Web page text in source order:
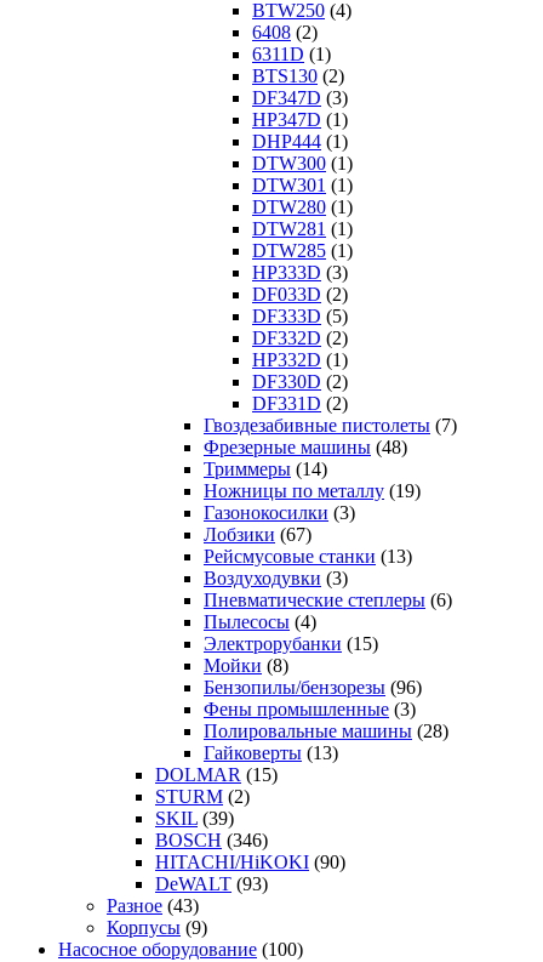
BTW250 (4)
6408 (2)
6311D (1)
BTS130 (2)
DF347D (3)
HP347D (1)
DHP444 (1)
DTW300 (1)
DTW301 (1)
DTW280 (1)
DTW281 (1)
DTW285 (1)
HP333D (3)
DF033D (2)
DF333D (5)
DF332D (2)
HP332D (1)
DF330D (2)
DF331D (2)
Гвоздезабивные пистолеты (7)
Фрезерные машины (48)
Триммеры (14)
Ножницы по металлу (19)
Газонокосилки (3)
Лобзики (67)
Рейсмусовые станки (13)
Воздуходувки (3)
Пневматические степлеры (6)
Пылесосы (4)
Электрорубанки (15)
Мойки (8)
Бензопилы/бензорезы (96)
Фены промышленные (3)
Полировальные машины (28)
Гайковерты (13)
DOLMAR (15)
STURM (2)
SKIL (39)
BOSCH (346)
HITACHI/HiKOKI (90)
DeWALT (93)
Разное (43)
Корпусы (9)
Насосное оборудование (100)